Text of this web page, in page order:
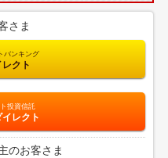
さま
バンキング
クト
投資信託
レクト
のお客さま